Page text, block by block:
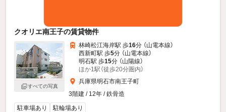
クオリエ南王子の賃貸物件
すべての写真
林崎松江海岸駅 歩16分 （山電本線）
西新町駅 歩5分 （山電本線）
明石駅 歩15分 （山陽線）
ほか1駅（徒歩20分圏内）
兵庫県明石市南王子町
3階建 / 12年 / 鉄骨造
駐車場あり
駐輪場あり